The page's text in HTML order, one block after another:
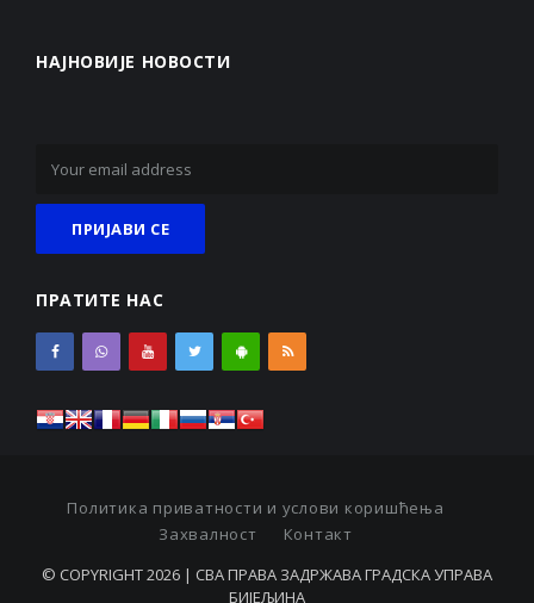
НАЈНОВИЈЕ НОВОСТИ
ПРАТИТЕ НАС
Политика приватности и услови коришћења
Захвалност
Контакт
© COPYRIGHT 2026 | СВА ПРАВА ЗАДРЖАВА ГРАДСКА УПРАВА
БИЈЕЉИНА